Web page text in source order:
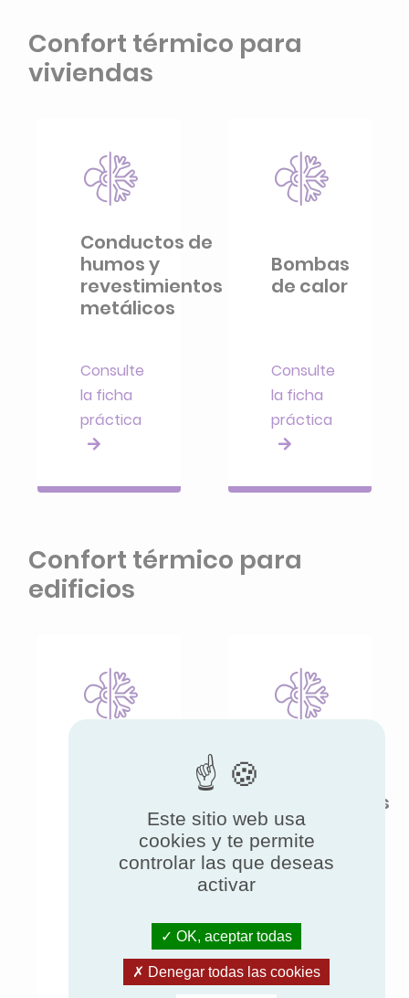
Confort térmico para
viviendas
Conductos de
humos y
revestimientos
metálicos
Consulte
la ficha
práctica
Bombas
de calor
Consulte
la ficha
práctica
Confort térmico para
edificios
refrigeradas
práctica
Este sitio web usa
cookies y te permite
controlar las que deseas
activar
OK, aceptar todas
Denegar todas las cookies